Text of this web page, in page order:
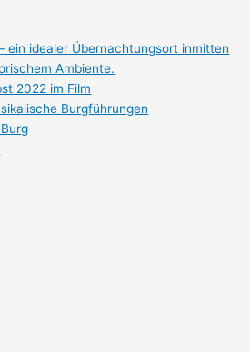
ein idealer Übernachtungsort inmitten
Ambiente.
2022 im Film
Burgführungen